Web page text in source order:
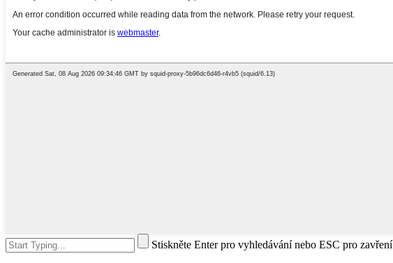
Stiskněte Enter pro vyhledávání nebo ESC pro zavření